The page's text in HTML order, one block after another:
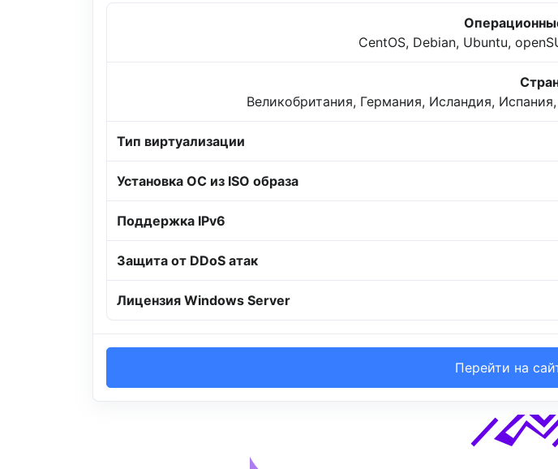
CentOS, Debian, Ubuntu,
Великобритания, Германия, Исландия,
Тип виртуализации
Установка ОС из ISO образа
Поддержка IPv6
Защита от DDoS атак
Лицензия Windows Server
Перейти на